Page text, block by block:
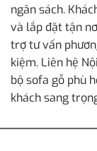
ngân sách.
và lắp đặt tận
trợ tư vấn
kiệm. Liên hệ
bộ sofa gỗ phù
khách sang